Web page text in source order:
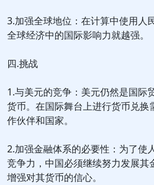
3.加强全球地位：在计算中使用人
全球经济中的国际影响力就越强。
四.挑战
1.与美元的竞争：美元仍然是国际
货币。在国际舞台上进行货币兑换
作伙伴和国家。
2.加强金融体系的必要性：为了使
竞争力，中国必须继续努力发展其
增强对其货币的信心。